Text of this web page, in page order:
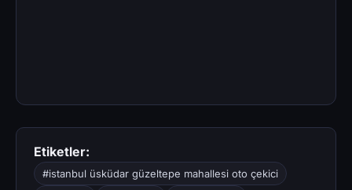
Etiketler:
#istanbul üsküdar güzeltepe mahallesi oto çekici